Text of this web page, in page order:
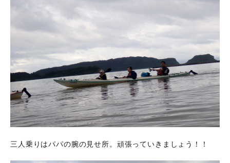
三人乗りはパパの腕の見せ所。頑張っていきましょう！！